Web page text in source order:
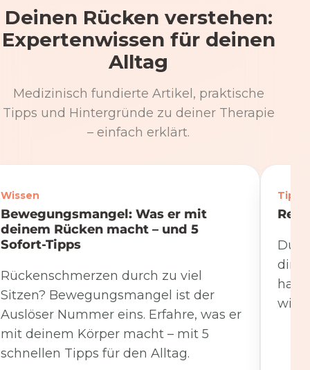
Deinen Rücken verstehen:
Expertenwissen für deinen
Alltag
Medizinisch fundierte Artikel, praktische
Tipps und Hintergründe zu deiner Therapie
– einfach erklärt.
Wissen
Bewegungsmangel: Was er mit
deinem Rücken macht – und 5
Sofort-Tipps
Rückenschmerzen durch zu viel
Sitzen? Bewegungsmangel ist der
Auslöser Nummer eins. Erfahre, was er
mit deinem Körper macht – mit 5
schnellen Tipps für den Alltag.
Tipps
Du
hat.